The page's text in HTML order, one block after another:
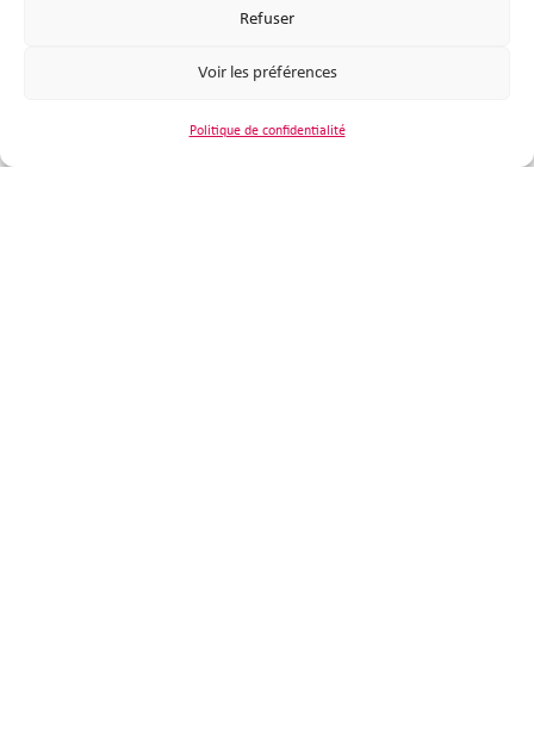
Refuser
Voir les préférences
Politique de confidentialité
Mairie de Plouzané